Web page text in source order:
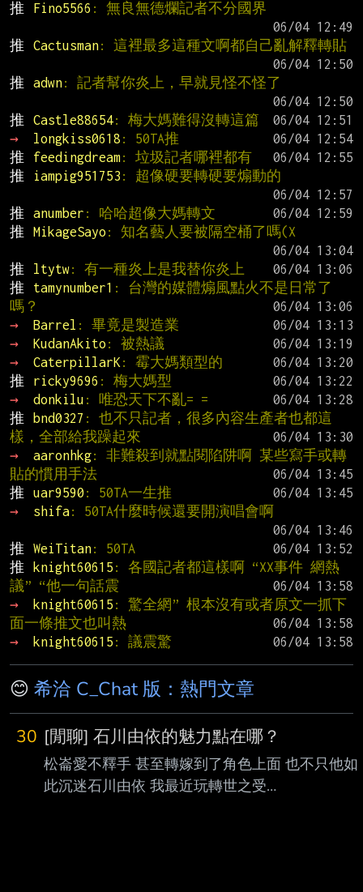
推
Fino5566 : 無良無德爛記者不分國界
推
Cactusman: 這裡最多這種文啊都自己亂解釋轉貼
推
adwn: 記者幫你炎上，早就見怪不怪了
推
Castle88654: 梅大媽難得沒轉這篇
→
longkiss0618 : 50TA推
推
feedingdream: 垃圾記者哪裡都有
推
iampig951753 : 超像硬要轉硬要煽動的
推
anumber : 哈哈超像大媽轉文
推
MikageSayo : 知名藝人要被隔空桶了嗎(X
推
ltytw: 有一種炎上是我替你炎上
推
tamynumber1 : 台灣的媒體煽風點火不是日常了
嗎？
→
Barrel : 畢竟是製造業
→
KudanAkito : 被熱議
→
CaterpillarK : 霉大媽類型的
推
ricky9696 : 梅大媽型
→
donkilu : 唯恐天下不亂= =
推
bnd0327 : 也不只記者，很多內容生產者也都這
樣，全部給我躁起來
→
aaronhkg: 非難殺到就點閱陷阱啊 某些寫手或轉
貼的慣用手法
推
uar9590 : 50TA一生推
→
shifa: 50TA什麼時候還要開演唱會啊
推
WeiTitan: 50TA
推
knight60615 : 各國記者都這樣啊 “XX事件 網熱
議” “他一句話震
→
knight60615 : 驚全網” 根本沒有或者原文一抓下
面一條推文也叫熱
→
knight60615 : 議震驚
😊 希洽 C_Chat 版：熱門文章
30 [閒聊] 石川由依的魅力點在哪？
松崙愛不釋手 甚至轉嫁到了角色上面 也不只他如
此沉迷石川由依 我最近玩轉世之受